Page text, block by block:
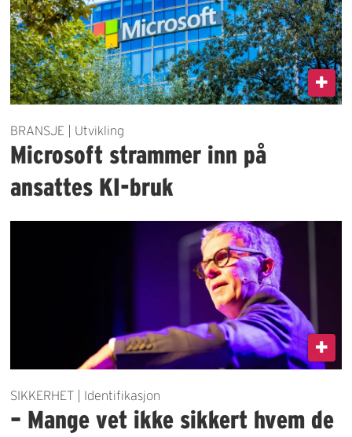
BRANSJE | Utvikling
Microsoft strammer inn på
ansattes KI-bruk
SIKKERHET | Identifikasjon
– Mange vet ikke sikkert hvem de